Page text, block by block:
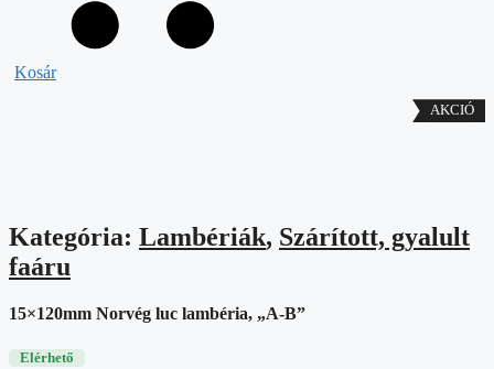
Kosár
Kategória: Lambériák, Szárított, gyalult
faáru
15×120mm Norvég luc lambéria, „A-B”
Elérhető